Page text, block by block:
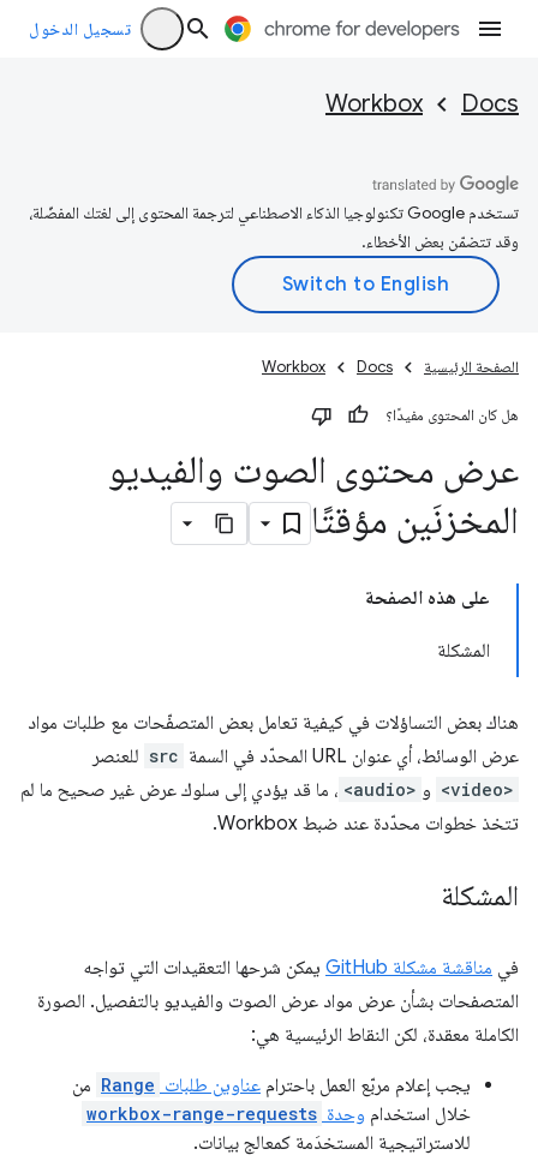
تسجيل الدخول
Docs
Workbox
تستخدم Google تكنولوجيا الذكاء الاصطناعي لترجمة المحتوى إلى لغتك المفضّلة،
وقد تتضمّن بعض الأخطاء.
الصفحة الرئيسية Docs
Workbox
هل كان المحتوى مفيدًا؟
عرض محتوى الصوت والفيديو
المخزنَين مؤقتًا
على هذه الصفحة
المشكلة
هناك بعض التساؤلات في كيفية تعامل بعض المتصفّحات مع طلبات مواد
عرض الوسائط، أي عنوان URL المحدّد في السمة
src للعنصر
<video> و <audio> ، ما قد يؤدي إلى سلوك عرض غير صحيح ما لم
تتخذ خطوات محدّدة عند ضبط Workbox.
المشكلة
في مناقشة مشكلة GitHub
يمكن شرحها التعقيدات التي تواجه
المتصفحات بشأن عرض مواد عرض الصوت والفيديو بالتفصيل. الصورة
الكاملة معقدة، لكن النقاط الرئيسية هي:
يجب إعلام مربّع العمل باحترام عناوين طلبات Range من
خلال استخدام وحدة workbox-range-requests
للاستراتيجية المستخدَمة كمعالج بيانات.